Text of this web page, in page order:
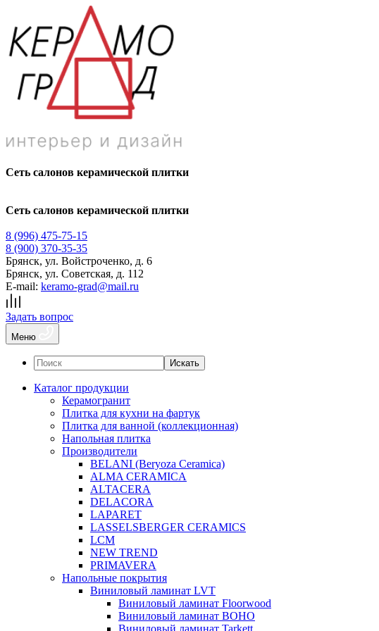
Сеть салонов керамической плитки
Сеть салонов керамической плитки
8 (996) 475-75-15
8 (900) 370-35-35
Брянск, ул. Войстроченко, д. 6
Брянск, ул. Советская, д. 112
E-mail: keramo-grad@mail.ru
Задать вопрос
Меню
Искать
Каталог продукции
Керамогранит
Плитка для кухни на фартук
Плитка для ванной (коллекционная)
Напольная плитка
Производители
BELANI (Beryoza Ceramica)
ALMA CERAMICA
ALTACERA
DELACORA
LAPARET
LASSELSBERGER CERAMICS
LCM
NEW TREND
PRIMAVERA
Напольные покрытия
Виниловый ламинат LVT
Виниловый ламинат Floorwood
Виниловый ламинат BOHO